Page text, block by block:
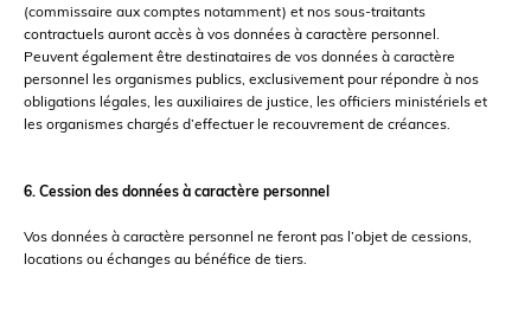
(commissaire aux comptes notamment) et nos sous-traitants
contractuels auront accès à vos données à caractère personnel.
Peuvent également être destinataires de vos données à caractère
personnel les organismes publics, exclusivement pour répondre à nos
obligations légales, les auxiliaires de justice, les officiers ministériels et
les organismes chargés d’effectuer le recouvrement de créances.
6. Cession des données à caractère personnel
Vos données à caractère personnel ne feront pas l’objet de cessions,
locations ou échanges au bénéfice de tiers.